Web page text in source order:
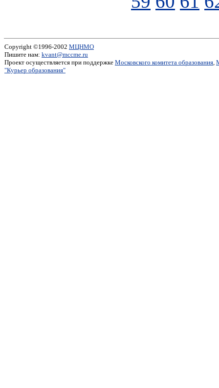
Copyright ©1996-2002 МЦНМО
Пишите нам: kvant@mccme.ru
Проект осуществляется при поддержке Московского комитета образования,
"Курьер образования"